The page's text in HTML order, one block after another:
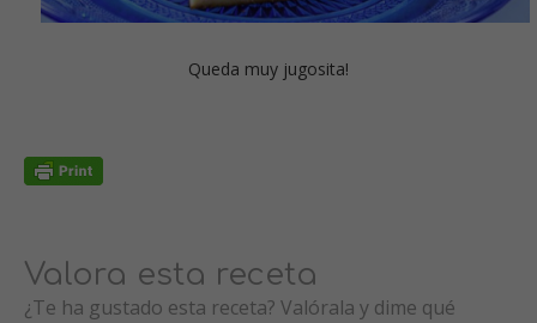
Queda muy jugosita!
Valora esta receta
¿Te ha gustado esta receta? Valórala y dime qué